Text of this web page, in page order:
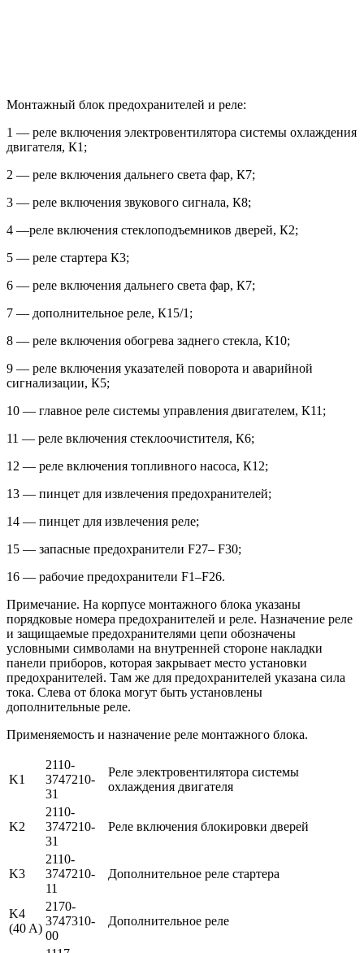
Монтажный блок предохранителей и реле:
1 — реле включения электровентилятора системы охлаждения
двигателя, К1;
2 — реле включения дальнего света фар, К7;
3 — реле включения звукового сигнала, К8;
4 —реле включения стеклоподъемников дверей, К2;
5 — реле стартера К3;
6 — реле включения дальнего света фар, К7;
7 — дополнительное реле, К15/1;
8 — реле включения обогрева заднего стекла, К10;
9 — реле включения указателей поворота и аварийной
сигнализации, К5;
10 — главное реле системы управления двигателем, К11;
11 — реле включения стеклоочистителя, К6;
12 — реле включения топливного насоса, К12;
13 — пинцет для извлечения предохранителей;
14 — пинцет для извлечения реле;
15 — запасные предохранители F27– F30;
16 — рабочие предохранители F1–F26.
Примечание. На корпусе монтажного блока указаны
порядковые номера предохранителей и реле. Назначение реле
и защищаемые предохранителями цепи обозначены
условными символами на внутренней стороне накладки
панели приборов, которая закрывает место установки
предохранителей. Там же для предохранителей указана сила
тока. Слева от блока могут быть установлены
дополнительные реле.
Применяемость и назначение реле монтажного блока.
K1
2110-
3747210-
31
Реле электровентилятора системы
охлаждения двигателя
K2
2110-
3747210-
31
Реле включения блокировки дверей
K3
2110-
3747210-
11
Дополнительное реле стартера
K4
(40 A)
2170-
3747310-
00
Дополнительное реле